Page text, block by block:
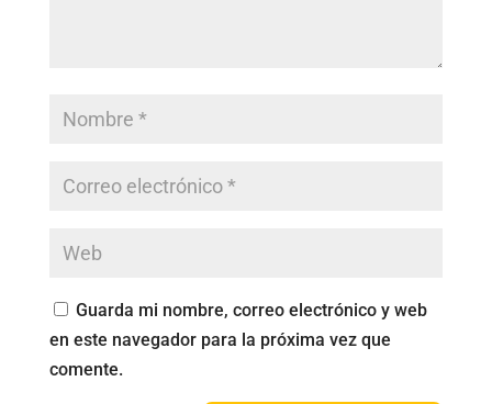
Guarda mi nombre, correo electrónico y web
en este navegador para la próxima vez que
comente.